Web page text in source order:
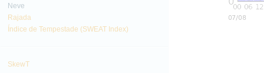
Neve
Rajada
Índice de Tempestade (SWEAT Index)
SkewT